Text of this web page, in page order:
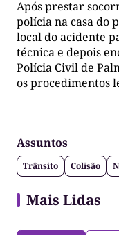
Após prestar
polícia na casa do
local do acidente
técnica e depois
Polícia Civil de
os procedimentos
Assuntos
Trânsito Colisão
Mais Lidas